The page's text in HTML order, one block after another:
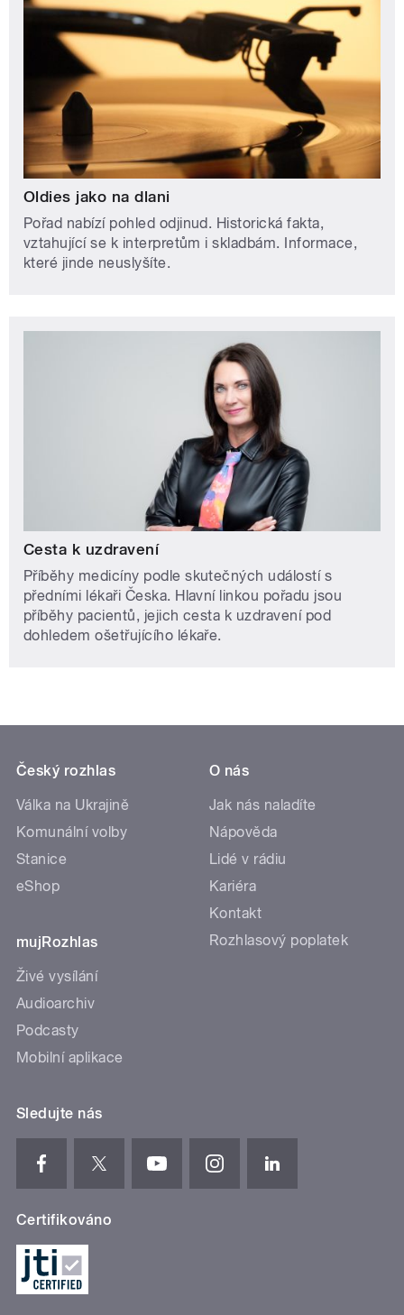
Oldies jako na dlani
Pořad nabízí pohled odjinud. Historická fakta,
vztahující se k interpretům i skladbám. Informace,
které jinde neuslyšíte.
Cesta k uzdravení
Příběhy medicíny podle skutečných událostí s
předními lékaři Česka. Hlavní linkou pořadu jsou
příběhy pacientů, jejich cesta k uzdravení pod
dohledem ošetřujícího lékaře.
Český rozhlas
Válka na Ukrajině
Komunální volby
Stanice
eShop
mujRozhlas
Živé vysílání
Audioarchiv
Podcasty
Mobilní aplikace
O nás
Jak nás naladíte
Nápověda
Lidé v rádiu
Kariéra
Kontakt
Rozhlasový poplatek
Sledujte nás
Certifikováno